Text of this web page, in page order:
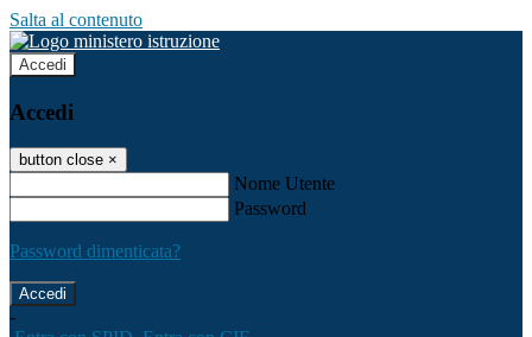
Salta al contenuto
Accedi
Accedi
button close ×
Nome Utente
Password
Password dimenticata?
-